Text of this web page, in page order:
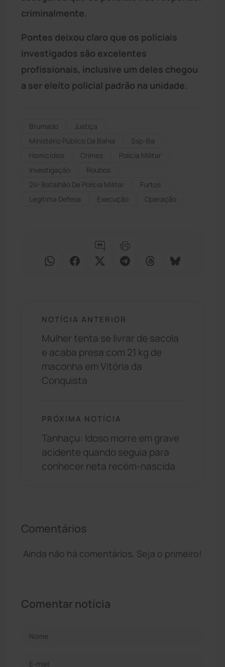
criminalmente.
Pontes deixou claro que os policiais
investigados são excelentes
profissionais, inclusive um deles chegou
a ser eleito policial padrão na unidade.
Brumado
Justiça
Ministério Público Da Bahia
Ssp-Ba
Homicídios
Crimes
Polícia Militar
Investigação
Roubos
24º Batalhão De Polícia Militar
Furtos
Legítima Defesa
Execução Operação
NOTÍCIA ANTERIOR
Mulher tenta se livrar de sacola
e acaba presa com 21 kg de
maconha em Vitória da
Conquista
PRÓXIMA NOTÍCIA
Tanhaçu: Idoso morre em grave
acidente quando seguia para
conhecer neta recém-nascida
Comentários
Ainda não há comentários. Seja o primeiro!
Comentar notícia